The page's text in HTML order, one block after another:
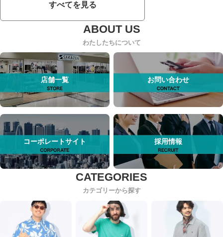
すべてを見る
わたしたちについて
店舗一覧 お問い合わせ
コーポレートサイト 採用情報
カテゴリーから探す